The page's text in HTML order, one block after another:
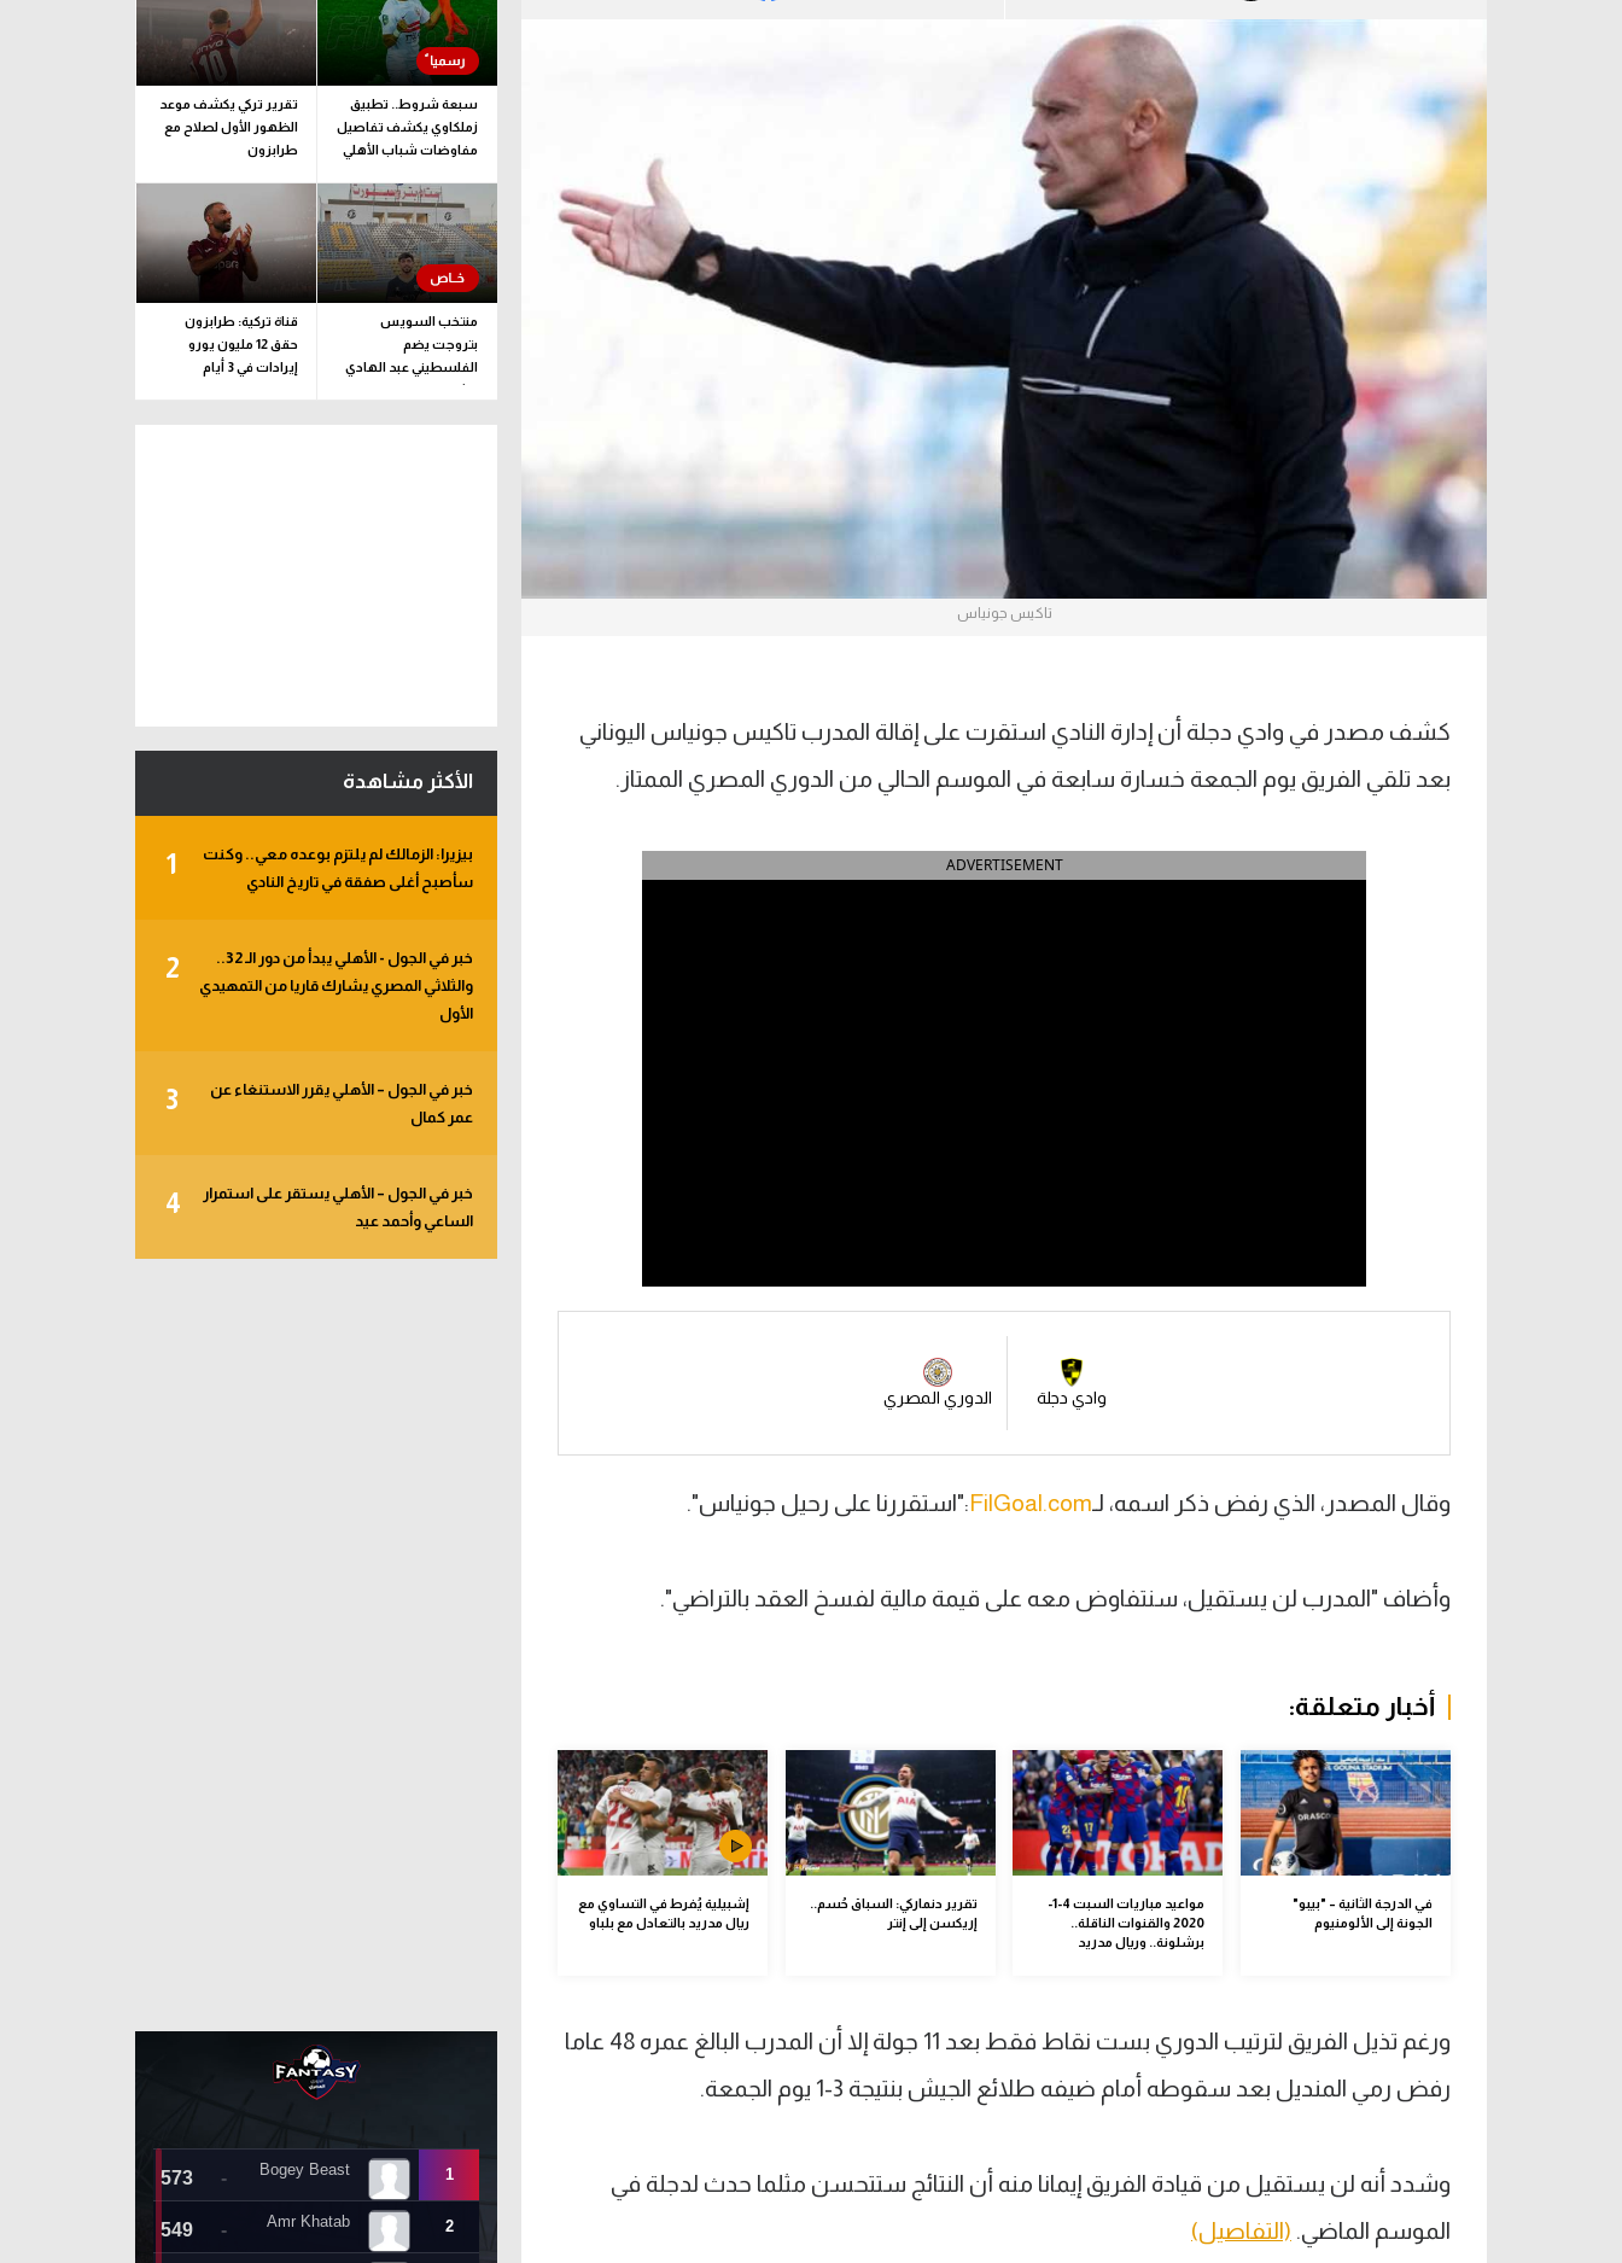
الدوري السعودي للمحترفين
دوري أبطال أوروبا
دوري أبطال إفريقيا
كل البطولات
تاكيس جونياس
كشف مصدر في وادي دجلة أن إدارة النادي استقرت على إقالة المدرب تاكيس جونياس اليوناني
بعد تلقي الفريق يوم الجمعة خسارة سابعة في الموسم الحالي من الدوري المصري الممتاز.
ADVERTISEMENT
وادي دجلة الدوري المصري
وقال المصدر، الذي رفض ذكر اسمه، لـFilGoal.com:"استقررنا على رحيل جونياس".
وأضاف "المدرب لن يستقيل، سنتفاوض معه على قيمة مالية لفسخ العقد بالتراضي".
أخبار متعلقة:
في الدرجة الثانية – "بيبو"
الجونة إلى الألومنيوم
مواعيد مباريات السبت 4-1-
2020 والقنوات الناقلة..
برشلونة.. وريال مدريد
تقرير دنماركي: السباق حُسم..
إريكسن إلى إنتر
إشبيلية يُفرط في التساوي مع
ريال مدريد بالتعادل مع بلباو
ورغم تذيل الفريق لترتيب الدوري بست نقاط فقط بعد 11 جولة إلا أن المدرب البالغ عمره 48 عاما
رفض رمي المنديل بعد سقوطه أمام ضيفه طلائع الجيش بنتيجة 3-1 يوم الجمعة.
وشدد أنه لن يستقيل من قيادة الفريق إيمانا منه أن النتائج ستتحسن مثلما حدث لدجلة في
الموسم الماضي. (التفاصيل)
سبعة شروط.. تطبيق
زملكاوي يكشف تفاصيل
مفاوضات شباب الأهلي
تقرير تركي يكشف موعد
الظهور الأول لصلاح مع
طرابزون
منتخب السويس
بتروجت يضم
الفلسطيني عبد الهادي
راشد
قناة تركية: طرابزون
حقق 12 مليون يورو
إيرادات في 3 أيام
الأكثر مشاهدة
1
بيزيرا: الزمالك لم يلتزم بوعده معي.. وكنت
سأصبح أغلى صفقة في تاريخ النادي
2
خبر في الجول - الأهلي يبدأ من دور الـ 32..
والثلاثي المصري يشارك قاريا من التمهيدي
الأول
3
خبر في الجول – الأهلي يقرر الاستنغاء عن
عمر كمال
4
خبر في الجول – الأهلي يستقر على استمرار
الساعي وأحمد عيد